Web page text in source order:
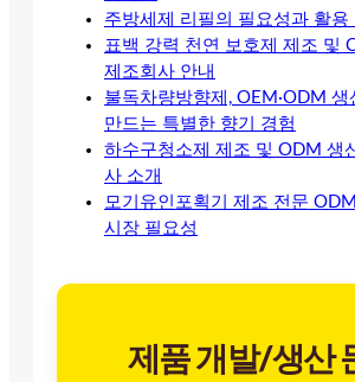
주방세제 리필의 필요성과 활용
표백 강력 천연 보호제 제조 및
제조회사 안내
불독차량방향제, OEM·ODM 생
만드는 특별한 향기 경험
하수구청소제 제조 및 ODM 생
사 소개
모기유인포획기 제조 전문
시장 필요성
제품 개발/생산